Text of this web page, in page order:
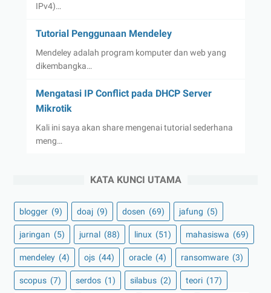
IPv4)…
Tutorial Penggunaan Mendeley
Mendeley adalah program komputer dan web yang
dikembangka…
Mengatasi IP Conflict pada DHCP Server
Mikrotik
Kali ini saya akan share mengenai tutorial sederhana
meng…
KATA KUNCI UTAMA
blogger (9) doaj (9) dosen (69) jafung (5)
jaringan (5) jurnal (88) linux (51) mahasiswa (69)
mendeley (4) ojs (44) oracle (4) ransomware (3)
scopus (7) serdos (1) silabus (2) teori (17)